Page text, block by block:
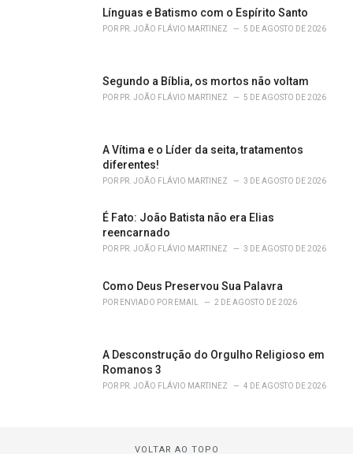
Línguas e Batismo com o Espírito Santo
POR PR. JOÃO FLÁVIO MARTINEZ 5 DE AGOSTO DE 2026
Segundo a Bíblia, os mortos não voltam
POR PR. JOÃO FLÁVIO MARTINEZ 5 DE AGOSTO DE 2026
A Vítima e o Líder da seita, tratamentos
diferentes!
POR PR. JOÃO FLÁVIO MARTINEZ 3 DE AGOSTO DE 2026
É Fato: João Batista não era Elias
reencarnado
POR PR. JOÃO FLÁVIO MARTINEZ 3 DE AGOSTO DE 2026
Como Deus Preservou Sua Palavra
POR ENVIADO POR EMAIL 2 DE AGOSTO DE 2026
A Desconstrução do Orgulho Religioso em
Romanos 3
POR PR. JOÃO FLÁVIO MARTINEZ 4 DE AGOSTO DE 2026
VOLTAR AO TOPO